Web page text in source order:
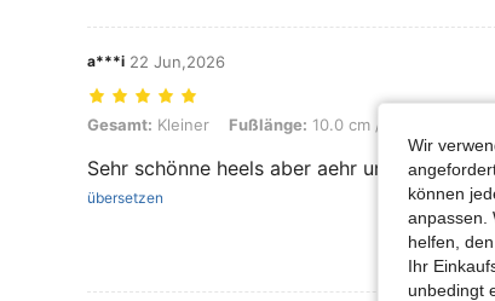
a***i 22 Jun,2026
Gesamt: Kleiner, Fußlänge: 10.0 cm / 3.9 in, Farbe: Schwarz,
Gesamt: Kleiner Fußlänge: 10.0 cm / 3.9 in
Sehr schönne heels aber aehr unbequem
übersetzen
Wir
können
anpassen.
helfen,
Ihr
unbedingt